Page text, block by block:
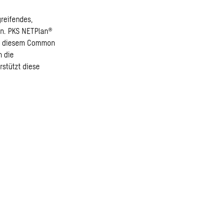
PKS NETPlan®
Common
die
diese